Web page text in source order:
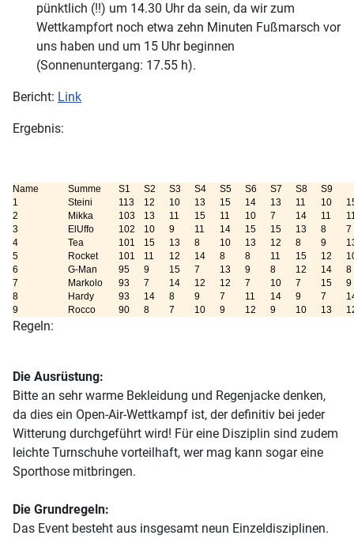
pünktlich (!!) um 14.30 Uhr da sein, da wir zum
Wettkampfort noch etwa zehn Minuten Fußmarsch vor
uns haben und um 15 Uhr beginnen
(Sonnenuntergang: 17.55 h).
Bericht: Link
Ergebnis:
Name Summe S1 S2 S3 S4 S5 S6 S7 S8
S9
1
Steini 113 12 10 13 15 14 13 11 10
2
Mikka 103 13 11 15 11 10 7 14 11
3
ElUffo 102 10 9 11 14 15 15 13 8
7
4
Tea 101 15 13 8 10 13 12 8 9
5
Rocket 101 11 12 14 8 8 11 15 12
6
G-Man 95 9 15 7 13 9 8 12 14
8
7
Markolo 93 7 14 12 12 7 10 7 15
9
8
Hardy 93 14 8 9 7 11 14 9 7
9
Rocco 90 8 7 10 9 12 9 10 13
Regeln:
Die Ausrüstung:
Bitte an sehr warme Bekleidung und Regenjacke denken,
da dies ein Open-Air-Wettkampf ist, der definitiv bei jeder
Witterung durchgeführt wird! Für eine Disziplin sind zudem
leichte Turnschuhe vorteilhaft, wer mag kann sogar eine
Sporthose mitbringen.
Die Grundregeln:
Das Event besteht aus insgesamt neun Einzeldisziplinen.